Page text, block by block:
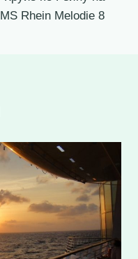
MS Rhein Melodie 8